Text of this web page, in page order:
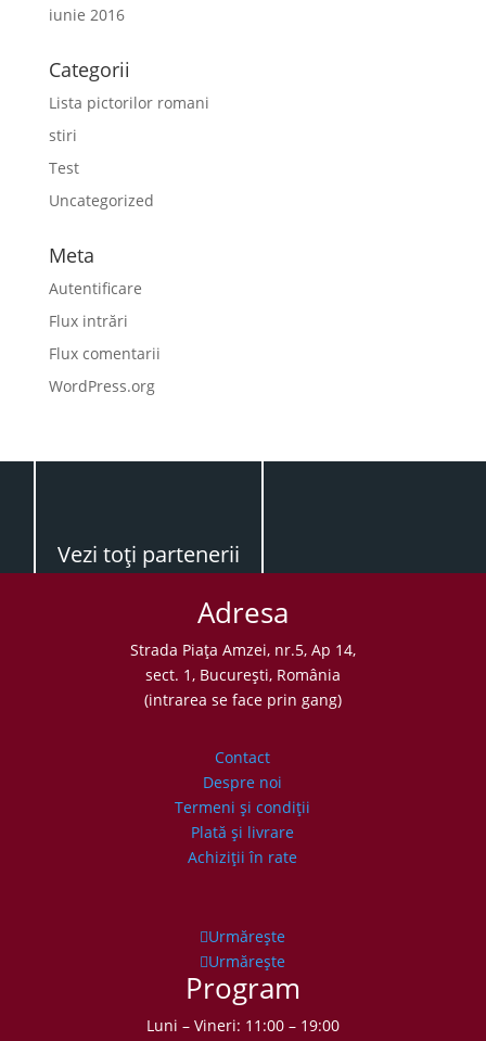
iunie 2016
Categorii
Lista pictorilor romani
stiri
Test
Uncategorized
Meta
Autentificare
Flux intrări
Flux comentarii
WordPress.org
Vezi toţi partenerii
Adresa
Strada Piaţa Amzei, nr.5, Ap 14,
sect. 1, Bucureşti, România
(intrarea se face prin gang)
Contact
Despre noi
Termeni şi condiţii
Plată şi livrare
Achiziţii în rate
Urmărește
Urmărește
Program
Luni – Vineri: 11:00 – 19:00